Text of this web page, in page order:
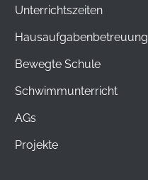
Unterrichtszeiten
Hausaufgabenbetreuung
Bewegte Schule
Schwimmunterricht
AGs
Projekte